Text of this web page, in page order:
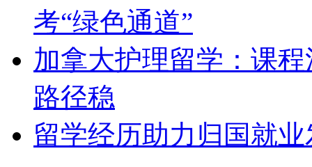
考“绿色通道”
加拿大护理留学：课
路径稳
留学经历助力归国就